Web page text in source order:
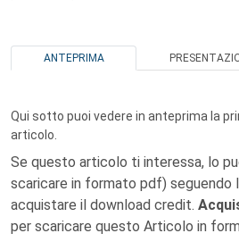
ANTEPRIMA
Qui sotto puoi vedere in anteprima la
articolo.
Se questo articolo ti interessa, lo
scaricare in formato pdf) seguendo
acquistare il download credit.
per scaricare questo Articolo in